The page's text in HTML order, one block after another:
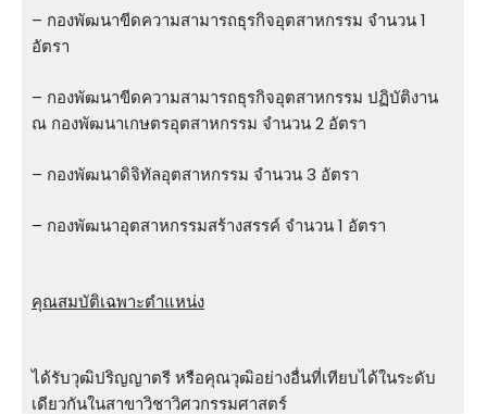
– กองพัฒนาขีดความสามารถธุรกิจอุตสาหกรรม จำนวน 1
อัตรา
– กองพัฒนาขีดความสามารถธุรกิจอุตสาหกรรม ปฏิบัติงาน
ณ กองพัฒนาเกษตรอุตสาหกรรม จำนวน 2 อัตรา
– กองพัฒนาดิจิทัลอุตสาหกรรม จำนวน 3 อัตรา
– กองพัฒนาอุตสาหกรรมสร้างสรรค์ จำนวน 1 อัตรา
คุณสมบัติเฉพาะตำแหน่ง
ได้รับวุฒิปริญญาตรี หรือคุณวุฒิอย่างอื่นที่เทียบได้ในระดับ
เดียวกันในสาขาวิชาวิศวกรรมศาสตร์